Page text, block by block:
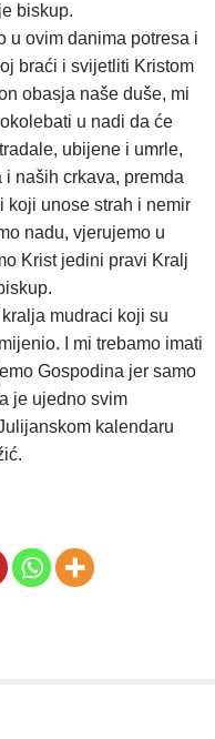
biskup.
u ovim danima potresa i
braći i svijetliti Kristom
obasja naše duše, mi
u nadi da će
ubijene i umrle,
naših crkava, premda
koji unose strah i nemir
nadu, vjerujemo u
Krist jedini pravi Kralj
mudraci koji su
I mi trebamo imati
Gospodina jer samo
je ujedno svim
kalendaru